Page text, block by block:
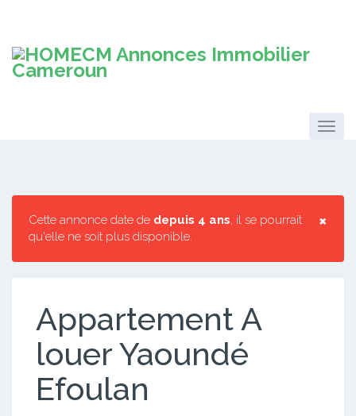
×
Cette annonce date de depuis 4 ans, il se pourrait
qu'elle ne soit plus disponible.
Appartement A
louer Yaoundé
Efoulan